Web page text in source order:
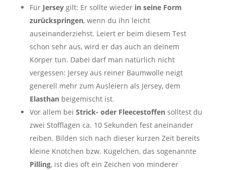
Für Jerseygilt: Er sollte wieder in seine Form
zurückspringen, wenn du ihn leicht
auseinanderziehst. Leiert er beim diesem Test
schon sehr aus, wird er das auch an deinem
Körper tun. Dabei darf man natürlich nicht
vergessen: Jersey aus reiner Baumwolle neigt
generell mehr zum Ausleiern als Jersey, dem
Elasthanbeigemischt ist.
Vor allem bei Strick- oder Fleecestoffensolltest du
zwei Stofflagen ca. 10 Sekunden fest aneinander
reiben. Bilden sich nach dieser kurzen Zeit bereits
kleine Knötchen bzw. Kügelchen, das sogenannte
Pilling, ist dies oft ein Zeichen von minderer